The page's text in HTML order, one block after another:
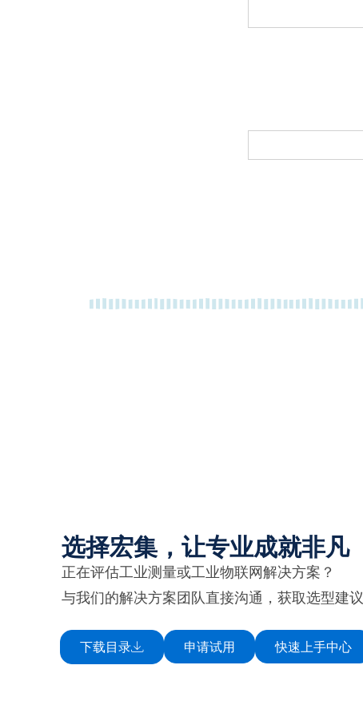
选择宏集，让专业成就非凡
正在评估工业测量或工业物联网解决方案？
与我们的解决方案团队直接沟通，获取选型建议
下载目录 申请试用 快速上手中心